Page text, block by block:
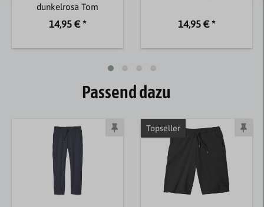
dunkelrosa Tom
14,95 € * 14,95 € *
Passend dazu
Topseller